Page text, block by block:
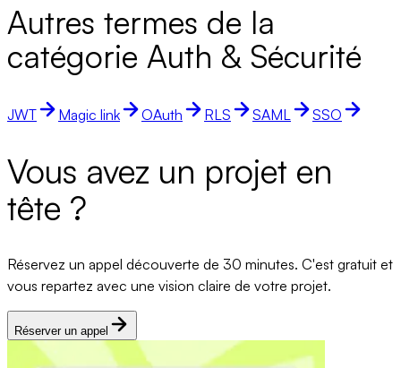
Autres termes de la
catégorie Auth & Sécurité
JWT Magic link OAuth RLS SAML SSO
Vous avez un projet en
tête ?
Réservez un appel découverte de 30 minutes. C'est gratuit et
vous repartez avec une vision claire de votre projet.
Réserver un appel